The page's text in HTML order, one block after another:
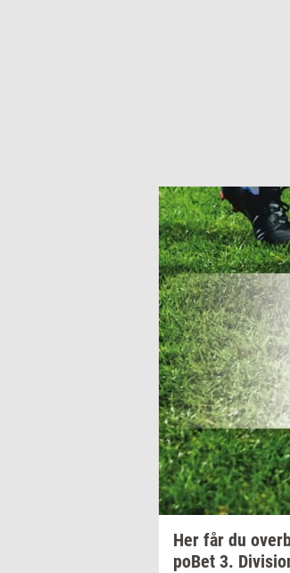
Her får du
po­Bet 3.